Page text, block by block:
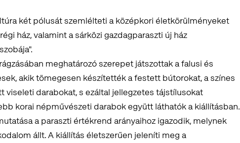
két pólusát szemlélteti a középkori életkörülményeket
ház, valamint a sárközi gazdagparaszti új ház
meghatározó szerepet játszottak a falusi és
akik tömegesen készítették a festett bútorokat, a színes
viseleti darabokat, s ezáltal jellegzetes tájstílusokat
korai népművészeti darabok együtt láthatók a kiállításban.
a paraszti értékrend arányaihoz igazodik, melynek
állt. A kiállítás életszerűen jeleníti meg a